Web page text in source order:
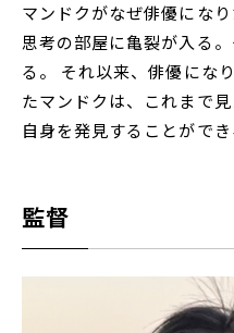
マンドクがなぜ俳優にな
思考の部屋に亀裂が入る
る。 それ以来、俳優にな
たマンドクは、これまで
自身を発見することができ
監督